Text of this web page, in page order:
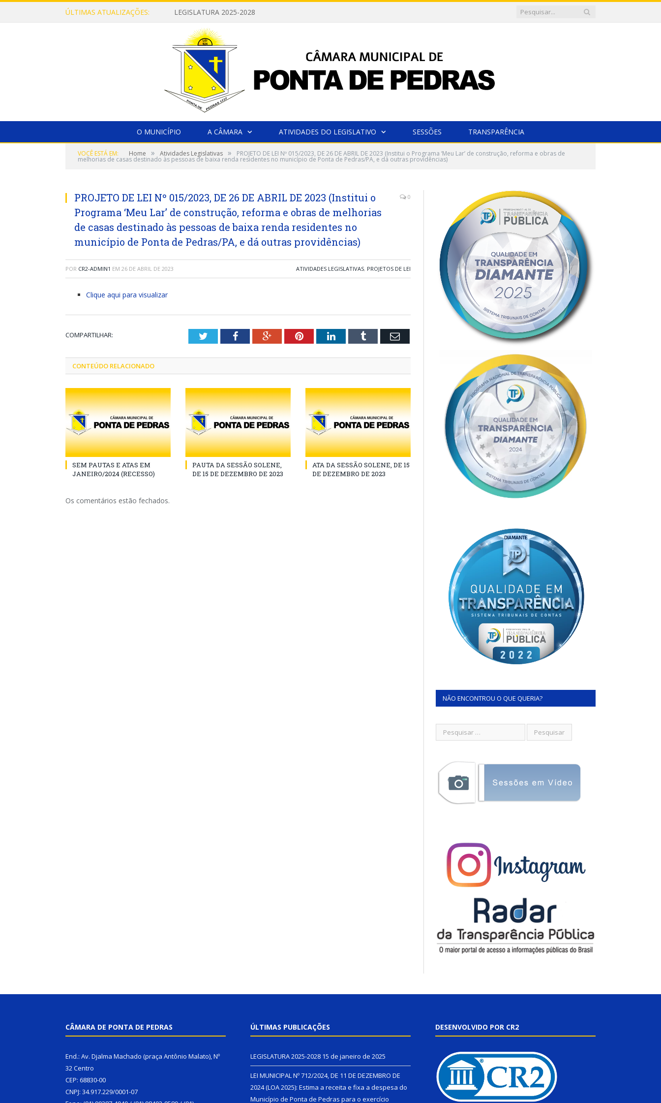
ÚLTIMAS ATUALIZAÇÕES: LEGISLATURA 2025-2028
O MUNICÍPIO A CÂMARA ATIVIDADES DO LEGISLATIVO SESSÕES TRANSPARÊNCIA
VOCÊ ESTÁ EM: Home » Atividades Legislativas » PROJETO DE LEI Nº 015/2023, DE 26 DE ABRIL DE 2023 (Institui o Programa ‘Meu Lar’ de construção, reforma e obras de
melhorias de casas destinado às pessoas de baixa renda residentes no município de Ponta de Pedras/PA, e dá outras providências)
PROJETO DE LEI Nº 015/2023, DE 26 DE ABRIL DE 2023 (Institui o
Programa ‘Meu Lar’ de construção, reforma e obras de melhorias
de casas destinado às pessoas de baixa renda residentes no
município de Ponta de Pedras/PA, e dá outras providências)
0
POR CR2-ADMIN1 EM 26 DE ABRIL DE 2023 ATIVIDADES LEGISLATIVAS, PROJETOS DE LEI
Clique aqui para visualizar
COMPARTILHAR: TwitterFacebookGoogle+PinterestLinkedInTumblr Email
CONTEÚDO RELACIONADO
SEM PAUTAS E ATAS EM
JANEIRO/2024 (RECESSO)
PAUTA DA SESSÃO SOLENE,
DE 15 DE DEZEMBRO DE 2023
ATA DA SESSÃO SOLENE, DE 15
DE DEZEMBRO DE 2023
Os comentários estão fechados.
NÃO ENCONTROU O QUE QUERIA?
CÂMARA DE PONTA DE PEDRAS
End.: Av. Djalma Machado (praça Antônio Malato), Nº
32 Centro
CEP: 68830-00
CNPJ: 34.917.229/0001-07
ÚLTIMAS PUBLICAÇÕES
LEGISLATURA 2025-2028 15 de janeiro de 2025
LEI MUNICIPAL Nº 712/2024, DE 11 DE DEZEMBRO DE
2024 (LOA 2025): Estima a receita e fixa a despesa do
Município de Ponta de Pedras para o exercício
DESENVOLVIDO POR CR2